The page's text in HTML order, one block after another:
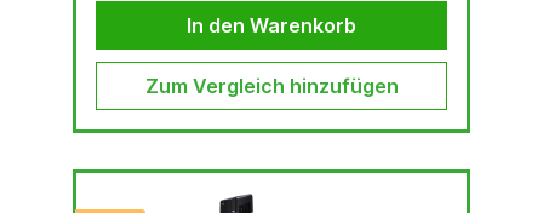
bietet, das Risiko von Schäden an Maschine,
Werkzeug und Werkstück deutlich reduziert und
oder plötzlichem Verschieben...
In den Warenkorb
Zum Vergleich hinzufügen